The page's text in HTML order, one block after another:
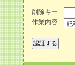
削除キー
作業内容